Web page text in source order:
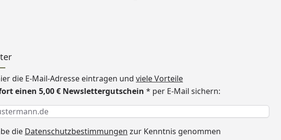
die E-Mail-Adresse eintragen und viele Vorteile
einen 5,00 € Newslettergutschein * per E-Mail sichern:
erforderlich
die Datenschutzbestimmungen zur Kenntnis genommen